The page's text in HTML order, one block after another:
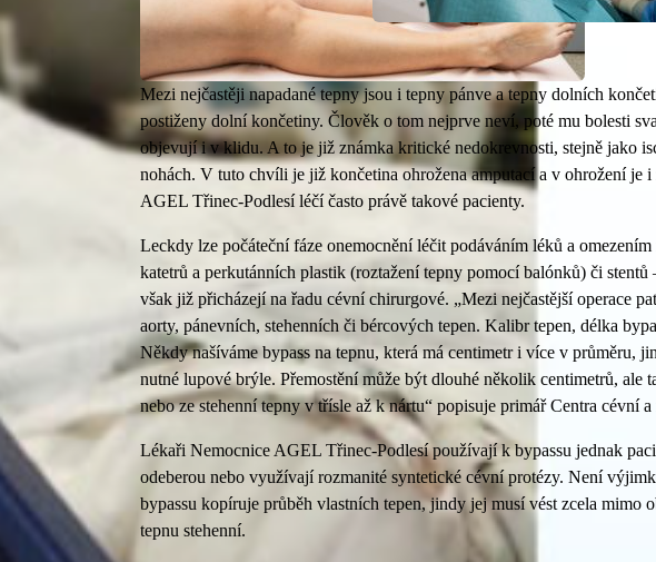
Mezi nejčastěji napadané tepny jsou i tepny pánve a tepny dolních
postiženy dolní končetiny. Člověk o tom nejprve neví, poté mu bolesti
objevují i v klidu. A to je již známka kritické nedokrevnosti, stejně jako
nohách. V tuto chvíli je již končetina ohrožena amputací a v ohrožení
AGEL Třinec-Podlesí léčí často právě takové pacienty.
Leckdy lze počáteční fáze onemocnění léčit podáváním léků a
katetrů a perkutánních plastik (roztažení tepny pomocí balónků) či
však již přicházejí na řadu cévní chirurgové. „Mezi nejčastější operace
aorty, pánevních, stehenních či bércových tepen. Kalibr tepen, délka
Někdy našíváme bypass na tepnu, která má centimetr i více v průměru,
nutné lupové brýle. Přemostění může být dlouhé několik centimetrů, ale
nebo ze stehenní tepny v třísle až k nártu“ popisuje primář Centra
Lékaři Nemocnice AGEL Třinec-Podlesí používají k bypassu jednak
odeberou nebo využívají rozmanité syntetické cévní protézy. Není
bypassu kopíruje průběh vlastních tepen, jindy jej musí vést zcela mimo
tepnu stehenní.